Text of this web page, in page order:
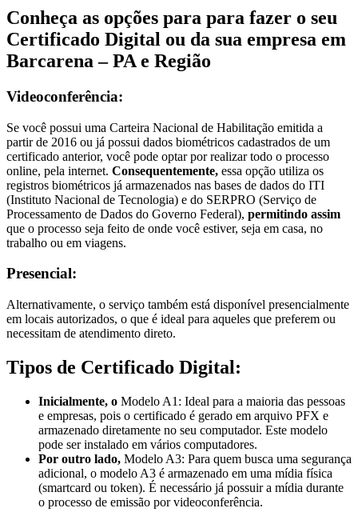
Conheça as opções para para fazer o seu
Certificado Digital ou da sua empresa em
Barcarena – PA e Região
Videoconferência:
Se você possui uma Carteira Nacional de Habilitação emitida a
partir de 2016 ou já possui dados biométricos cadastrados de um
certificado anterior, você pode optar por realizar todo o processo
online, pela internet. Consequentemente, essa opção utiliza os
registros biométricos já armazenados nas bases de dados do ITI
(Instituto Nacional de Tecnologia) e do SERPRO (Serviço de
Processamento de Dados do Governo Federal), permitindo assim
que o processo seja feito de onde você estiver, seja em casa, no
trabalho ou em viagens.
Presencial:
Alternativamente, o serviço também está disponível presencialmente
em locais autorizados, o que é ideal para aqueles que preferem ou
necessitam de atendimento direto.
Tipos de Certificado Digital:
Inicialmente, o Modelo A1: Ideal para a maioria das pessoas
e empresas, pois o certificado é gerado em arquivo PFX e
armazenado diretamente no seu computador. Este modelo
pode ser instalado em vários computadores.
Por outro lado, Modelo A3: Para quem busca uma segurança
adicional, o modelo A3 é armazenado em uma mídia física
(smartcard ou token). É necessário já possuir a mídia durante
o processo de emissão por videoconferência.